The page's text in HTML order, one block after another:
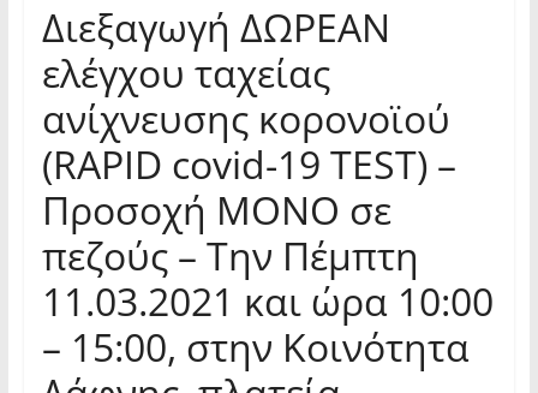
Διεξαγωγή ΔΩΡΕΑΝ
ελέγχου ταχείας
ανίχνευσης κορονοϊού
(RAPID covid-19 TEST) –
Προσοχή ΜΟΝΟ σε
πεζούς – Την Πέμπτη
11.03.2021 και ώρα 10:00
– 15:00, στην Kοινότητα